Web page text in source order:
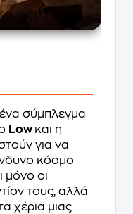
σύμπλεγμα
Low και η
για να
κόσμο
μόνο οι
τους, αλλά
χέρια μιας